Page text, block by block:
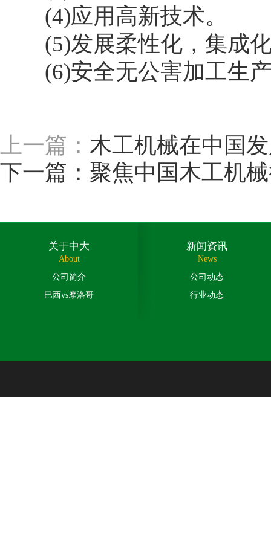
(4)应用高新技术。
(5)发展柔性化，集成化
(6)安全无公害加工生
上一篇： 木工机械在中国
下一篇： 聚焦中国木工机
关于中大
About
公司简介
巴西vs摩洛哥
新闻资讯
News
公司动态
行业动态